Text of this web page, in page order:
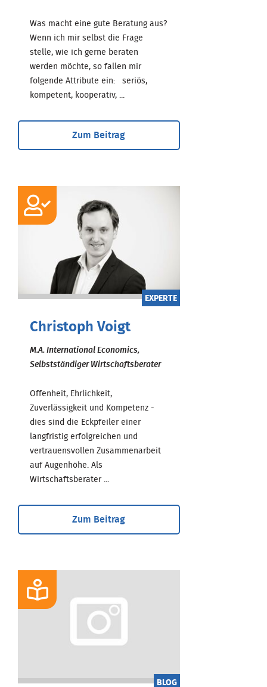
Was macht eine gute Beratung aus?
Wenn ich mir selbst die Frage
stelle, wie ich gerne beraten
werden möchte, so fallen mir
folgende Attribute ein: seriös,
kompetent, kooperativ, ...
Zum Beitrag
EXPERTE
Christoph Voigt
M.A. International Economics,
Selbstständiger Wirtschaftsberater
Offenheit, Ehrlichkeit,
Zuverlässigkeit und Kompetenz -
dies sind die Eckpfeiler einer
langfristig erfolgreichen und
vertrauensvollen Zusammenarbeit
auf Augenhöhe. Als
Wirtschaftsberater ...
Zum Beitrag
BLOG